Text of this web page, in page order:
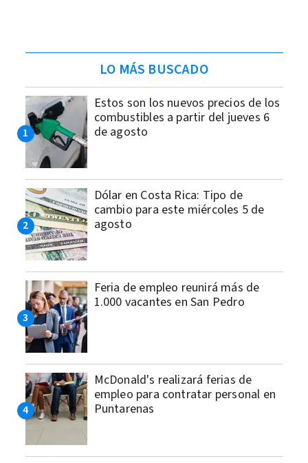
LO MÁS BUSCADO
Estos son los nuevos precios de los
combustibles a partir del jueves 6
de agosto
Dólar en Costa Rica: Tipo de
cambio para este miércoles 5 de
agosto
Feria de empleo reunirá más de
1.000 vacantes en San Pedro
McDonald's realizará ferias de
empleo para contratar personal en
Puntarenas